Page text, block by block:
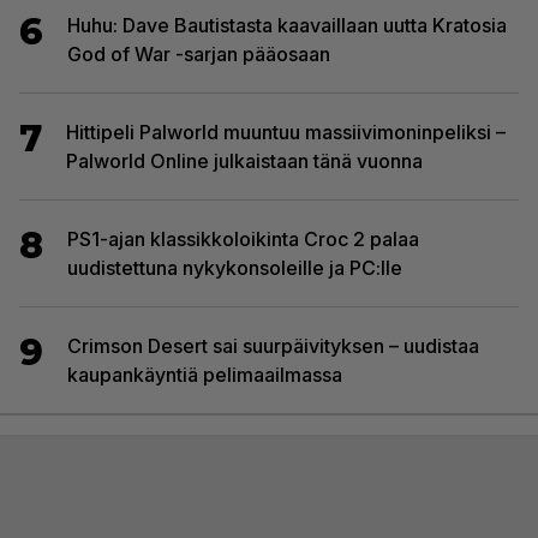
6
Huhu: Dave Bautistasta kaavaillaan uutta Kratosia
God of War -sarjan pääosaan
7
Hittipeli Palworld muuntuu massiivimoninpeliksi –
Palworld Online julkaistaan tänä vuonna
8
PS1-ajan klassikkoloikinta Croc 2 palaa
uudistettuna nykykonsoleille ja PC:lle
9
Crimson Desert sai suurpäivityksen – uudistaa
kaupankäyntiä pelimaailmassa